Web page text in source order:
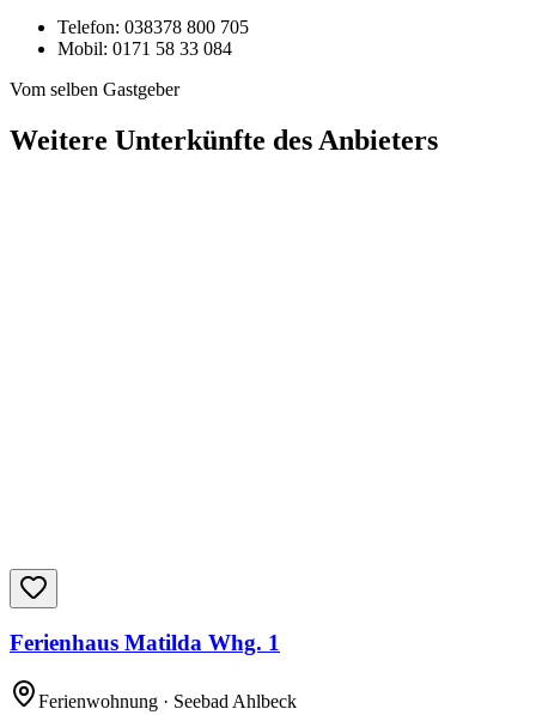
Telefon: 038378 800 705
Mobil: 0171 58 33 084
Vom selben Gastgeber
Weitere Unterkünfte des Anbieters
Ferienhaus Matilda Whg. 1
Ferienwohnung · Seebad Ahlbeck